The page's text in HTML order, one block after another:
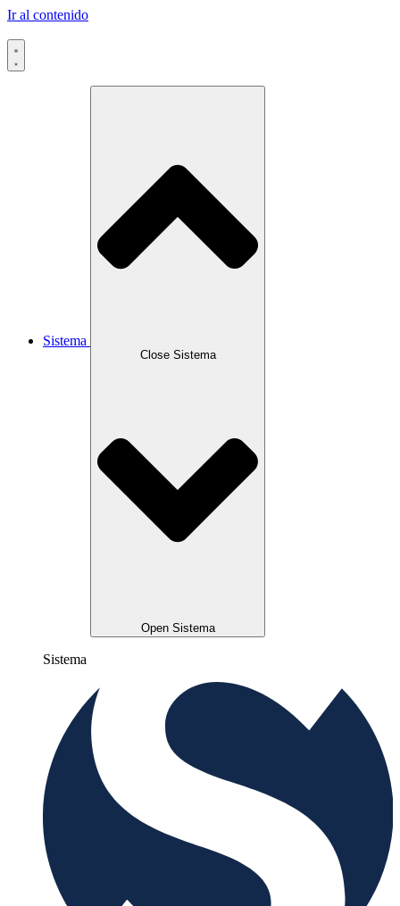
Ir al contenido
Sistema
Close Sistema
Open Sistema
Sistema